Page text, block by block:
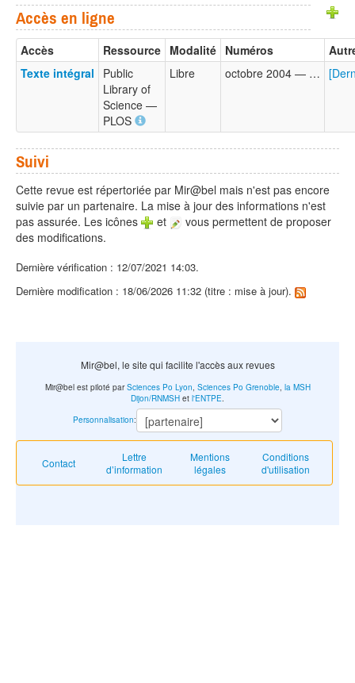
Accès en ligne
Accès Ressource Modalité Numéros
Texte intégral
Public
Library of
Science —
PLOS
Libre octobre 2004 — …
Suivi
Cette revue est répertoriée par Mir@bel mais n'est pas encore
suivie par un partenaire. La mise à jour des informations n'est
pas assurée. Les icônes
et
vous permettent de proposer
des modifications.
Dernière vérification : 12/07/2021 14:03.
Dernière modification : 18/06/2026 11:32 (titre : mise à jour).
Mir@bel, le site qui facilite l'accès aux revues
Contact
Lettre
d’information
Mentions
légales
Conditions
d'utilisation
Mir@bel est piloté parSciences Po Lyon, Sciences Po Grenoble, la MSH
Dijon/RNMSH et l'ENTPE.
Personnalisation: